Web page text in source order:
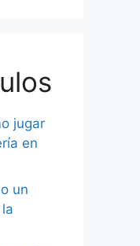
jugar
en
un